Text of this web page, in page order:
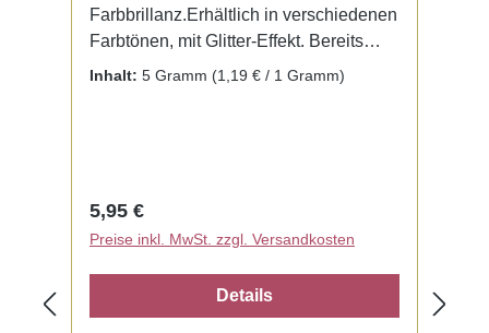
Farbbrillanz.Erhältlich in verschiedenen
Farbtönen, mit Glitter-Effekt. Bereits
fertig zur Benutzung mit Liquid. Kein
Inhalt: 5 Gramm (1,19 € / 1 Gramm)
Regulärer Preis:
5,95 €
Preise inkl. MwSt. zzgl. Versandkosten
Details